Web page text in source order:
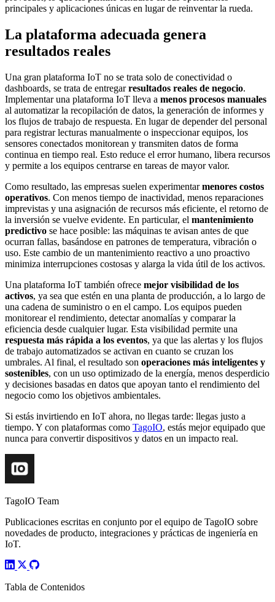
principales y aplicaciones únicas en lugar de reinventar la rueda.
La plataforma adecuada genera
resultados reales
Una gran plataforma IoT no se trata solo de conectividad o
dashboards, se trata de entregarresultados reales de negocio.
Implementar una plataforma IoT lleva a menos procesos manuales
al automatizar la recopilación de datos, la generación de informes y
los flujos de trabajo de respuesta. En lugar de depender del personal
para registrar lecturas manualmente o inspeccionar equipos, los
sensores conectados monitorean y transmiten datos de forma
continua en tiempo real. Esto reduce el error humano, libera recursos
y permite a los equipos centrarse en tareas de mayor valor.
Como resultado, las empresas suelen experimentarmenores costos
operativos. Con menos tiempo de inactividad, menos reparaciones
imprevistas y una asignación de recursos más eficiente, el retorno de
la inversión se vuelve evidente. En particular, el mantenimiento
predictivo se hace posible: las máquinas te avisan antes de que
ocurran fallas, basándose en patrones de temperatura, vibración o
uso. Este cambio de un mantenimiento reactivo a uno proactivo
minimiza interrupciones costosas y alarga la vida útil de los activos.
Una plataforma IoT también ofrece mejor visibilidad de los
activos, ya sea que estén en una planta de producción, a lo largo de
una cadena de suministro o en el campo. Los equipos pueden
monitorear el rendimiento, detectar anomalías y comparar la
eficiencia desde cualquier lugar. Esta visibilidad permite una
respuesta más rápida a los eventos, ya que las alertas y los flujos
de trabajo automatizados se activan en cuanto se cruzan los
umbrales. Al final, el resultado son operaciones más inteligentes y
sostenibles, con un uso optimizado de la energía, menos desperdicio
y decisiones basadas en datos que apoyan tanto el rendimiento del
negocio como los objetivos ambientales.
Si estás invirtiendo en IoT ahora, no llegas tarde: llegas justo a
tiempo. Y con plataformas como TagoIO, estás mejor equipado que
nunca para convertir dispositivos y datos en un impacto real.
TagoIO Team
Publicaciones escritas en conjunto por el equipo de TagoIO sobre
novedades de producto, integraciones y prácticas de ingeniería en
IoT.
Tabla de Contenidos